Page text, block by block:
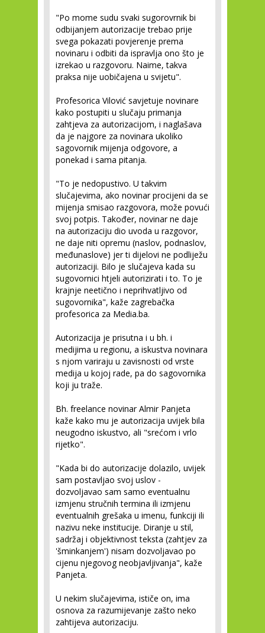
"Po mome sudu svaki sugorovrnik bi
odbijanjem autorizacije trebao prije
svega pokazati povjerenje prema
novinaru i odbiti da ispravlja ono što je
izrekao u razgovoru. Naime, takva
praksa nije uobičajena u svijetu".
Profesorica Vilović savjetuje novinare
kako postupiti u slučaju primanja
zahtjeva za autorizacijom, i naglašava
da je najgore za novinara ukoliko
sagovornik mijenja odgovore, a
ponekad i sama pitanja.
"To je nedopustivo. U takvim
slučajevima, ako novinar procijeni da se
mijenja smisao razgovora, može povući
svoj potpis. Također, novinar ne daje
na autorizaciju dio uvoda u razgovor,
ne daje niti opremu (naslov, podnaslov,
međunaslove) jer ti dijelovi ne podliježu
autorizaciji. Bilo je slučajeva kada su
sugovornici htjeli autorizirati i to. To je
krajnje neetično i neprihvatljivo od
sugovornika", kaže zagrebačka
profesorica za Media.ba.
Autorizacija je prisutna i u bh. i
medijima u regionu, a iskustva novinara
s njom variraju u zavisnosti od vrste
medija u kojoj rade, pa do sagovornika
koji ju traže.
Bh. freelance novinar Almir Panjeta
kaže kako mu je autorizacija uvijek bila
neugodno iskustvo, ali "srećom i vrlo
rijetko".
"Kada bi do autorizacije dolazilo, uvijek
sam postavljao svoj uslov -
dozvoljavao sam samo eventualnu
izmjenu stručnih termina ili izmjenu
eventualnih grešaka u imenu, funkciji ili
nazivu neke institucije. Diranje u stil,
sadržaj i objektivnost teksta (zahtjev za
'šminkanjem') nisam dozvoljavao po
cijenu njegovog neobjavljivanja", kaže
Panjeta.
U nekim slučajevima, ističe on, ima
osnova za razumijevanje zašto neko
zahtijeva autorizaciju.